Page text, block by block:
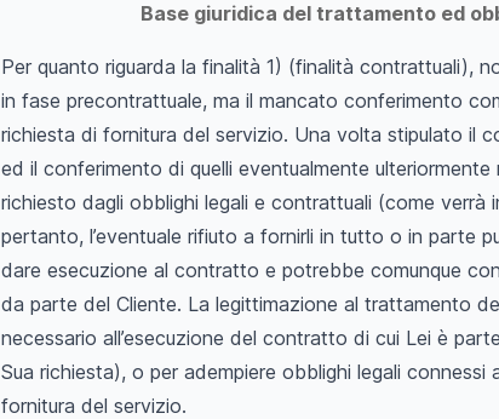
Base giuridica del trattamento ed
Per quanto riguarda la finalità 1) (finalità contrattuali),
in fase precontrattuale, ma il mancato conferimento
richiesta di fornitura del servizio. Una volta stipulato il
ed il conferimento di quelli eventualmente
richiesto dagli obblighi legali e contrattuali (come verrà
pertanto, l’eventuale rifiuto a fornirli in tutto o in parte
dare esecuzione al contratto e potrebbe comunque
da parte del Cliente. La legittimazione al trattamento
necessario all’esecuzione del contratto di cui Lei è
Sua richiesta), o per adempiere obblighi legali
fornitura del servizio.